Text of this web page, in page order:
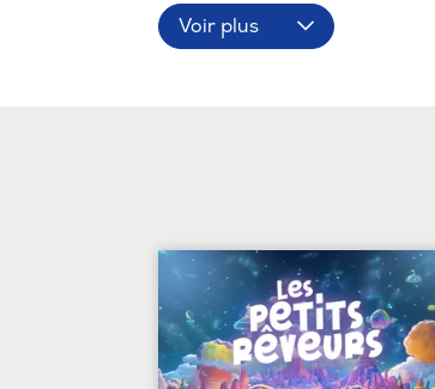
Voir plus